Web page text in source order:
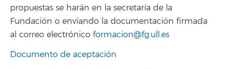
propuestas se harán en la secretaría de la
Fundación o enviando la documentación firmada
al correo electrónico formacion@fg.ull.es
Documento de aceptación